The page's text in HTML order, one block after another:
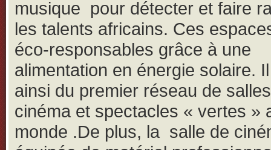
musique pour détecter et faire
les talents africains. Ces
éco-responsables grâce à une
alimentation en énergie solaire. Il
ainsi du premier réseau de
cinéma et spectacles « vertes »
monde .De plus, la salle de